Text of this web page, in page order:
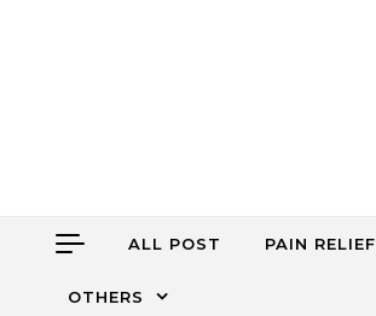
ALL POST PAIN RELIEF
OTHERS